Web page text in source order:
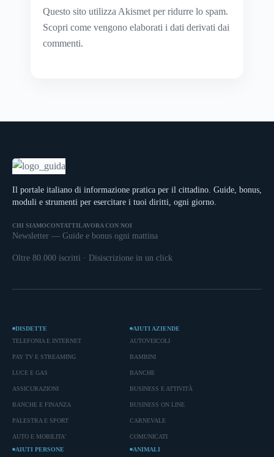
Questo sito utilizza Akismet per ridurre lo spam.
Scopri come vengono elaborati i dati derivati dai
commenti.
Il portale italiano di informazione pratica per il cittadino. Guide, bonus,
moduli e strumenti per esercitare i tuoi diritti, ogni giorno.
CHI SIAMOCONTATTI LAVORA CON NOI
Newsletter — Guide e bonus ogni mattina
Oltre 80.000 iscritti · Disiscrizione in un click
DISDETTE
TELEFONIA E INTERNET
PAY TV E STREAMING
LUCE E GAS
ASSICURAZIONI
BANCHE E FINANZA
PALESTRA E SPORT
AUTO E MOBILITA'
AIUTI AZIENDE
AUTOVEICOLI
BAMBINI
BANCHE
BUSINESS E ATTIVITÀ
BUSINESS ON LINE
CARNEVALE
COMUNICATI
AIUTI PERSONE
ANIMALI